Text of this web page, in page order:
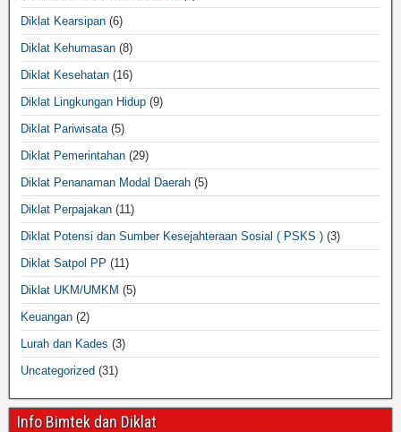
Diklat Kearsipan (6)
Diklat Kehumasan (8)
Diklat Kesehatan (16)
Diklat Lingkungan Hidup (9)
Diklat Pariwisata (5)
Diklat Pemerintahan (29)
Diklat Penanaman Modal Daerah (5)
Diklat Perpajakan (11)
Diklat Potensi dan Sumber Kesejahteraan Sosial ( PSKS ) (3)
Diklat Satpol PP (11)
Diklat UKM/UMKM (5)
Keuangan (2)
Lurah dan Kades (3)
Uncategorized (31)
Info Bimtek dan Diklat